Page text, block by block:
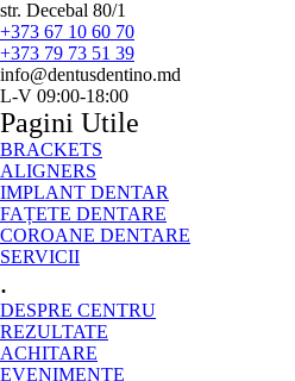
str. Decebal 80/1
+373 67 10 60 70
+373 79 73 51 39
info@dentusdentino.md
L-V 09:00-18:00
Pagini Utile
BRACKETS
ALIGNERS
IMPLANT DENTAR
FAȚETE DENTARE
COROANE DENTARE
SERVICII
.
DESPRE CENTRU
REZULTATE
ACHITARE
EVENIMENTE